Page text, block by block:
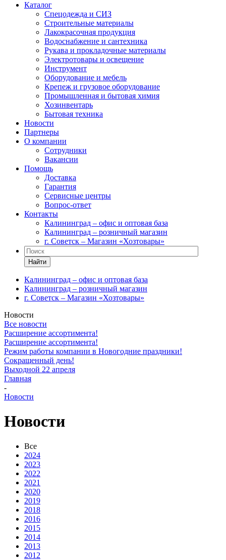
Каталог
Спецодежда и СИЗ
Строительные материалы
Лакокрасочная продукция
Водоснабжение и сантехника
Рукава и прокладочные материалы
Электротовары и освещение
Инструмент
Оборудование и мебель
Крепеж и грузовое оборудование
Промышленная и бытовая химия
Хозинвентарь
Бытовая техника
Новости
Партнеры
О компании
Сотрудники
Вакансии
Помощь
Доставка
Гарантия
Сервисные центры
Вопрос-ответ
Контакты
Калининград – офис и оптовая база
Калининград – розничный магазин
г. Советск – Магазин «Хозтовары»
Найти
Калининград – офис и оптовая база
Калининград – розничный магазин
г. Советск – Магазин «Хозтовары»
Новости
Все новости
Расширение ассортимента!
Расширение ассортимента!
Режим работы компании в Новогодние праздники!
Сокращенный день!
Выходной 22 апреля
Главная
-
Новости
Новости
Все
2024
2023
2022
2021
2020
2019
2018
2016
2015
2014
2013
2012